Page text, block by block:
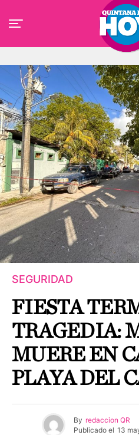
SEGURIDAD
FIESTA
TRAGEDIA:
MUERE EN
PLAYA DEL
By redaccion QR
Publicado el 13